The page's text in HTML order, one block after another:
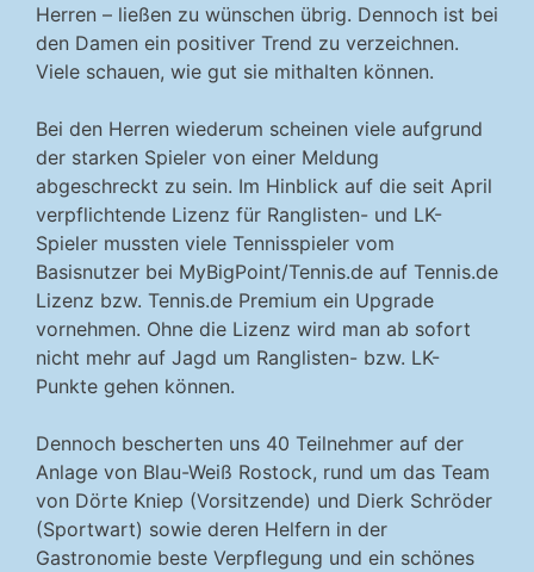
Herren – ließen zu wünschen übrig. Dennoch ist bei
den Damen ein positiver Trend zu verzeichnen.
Viele schauen, wie gut sie mithalten können.
Bei den Herren wiederum scheinen viele aufgrund
der starken Spieler von einer Meldung
abgeschreckt zu sein. Im Hinblick auf die seit April
verpflichtende Lizenz für Ranglisten- und LK-
Spieler mussten viele Tennisspieler vom
Basisnutzer bei MyBigPoint/Tennis.de auf Tennis.de
Lizenz bzw. Tennis.de Premium ein Upgrade
vornehmen. Ohne die Lizenz wird man ab sofort
nicht mehr auf Jagd um Ranglisten- bzw. LK-
Punkte gehen können.
Dennoch bescherten uns 40 Teilnehmer auf der
Anlage von Blau-Weiß Rostock, rund um das Team
von Dörte Kniep (Vorsitzende) und Dierk Schröder
(Sportwart) sowie deren Helfern in der
Gastronomie beste Verpflegung und ein schönes